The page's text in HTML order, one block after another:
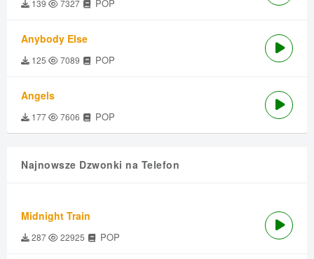
139 7327 POP
Anybody Else
125 7089 POP
Angels
177 7606 POP
Najnowsze Dzwonki na Telefon
Midnight Train
287 22925 POP